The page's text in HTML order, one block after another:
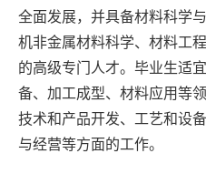
全面发展，并具备材料科学
机非金属材料科学、材料工
的高级专门人才。毕业生适
备、加工成型、材料应用等
技术和产品开发、工艺和设
与经营等方面的工作。